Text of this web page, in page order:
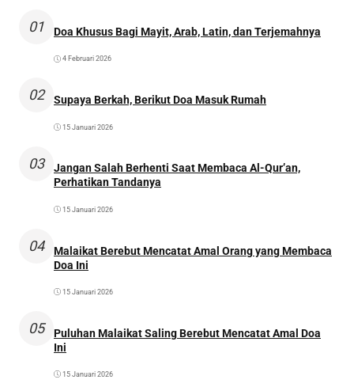
01 Doa Khusus Bagi Mayit, Arab, Latin, dan Terjemahnya
4 Februari 2026
02 Supaya Berkah, Berikut Doa Masuk Rumah
15 Januari 2026
03
Jangan Salah Berhenti Saat Membaca Al-Qur’an,
Perhatikan Tandanya
15 Januari 2026
04
Malaikat Berebut Mencatat Amal Orang yang Membaca
Doa Ini
15 Januari 2026
05
Puluhan Malaikat Saling Berebut Mencatat Amal Doa
Ini
15 Januari 2026